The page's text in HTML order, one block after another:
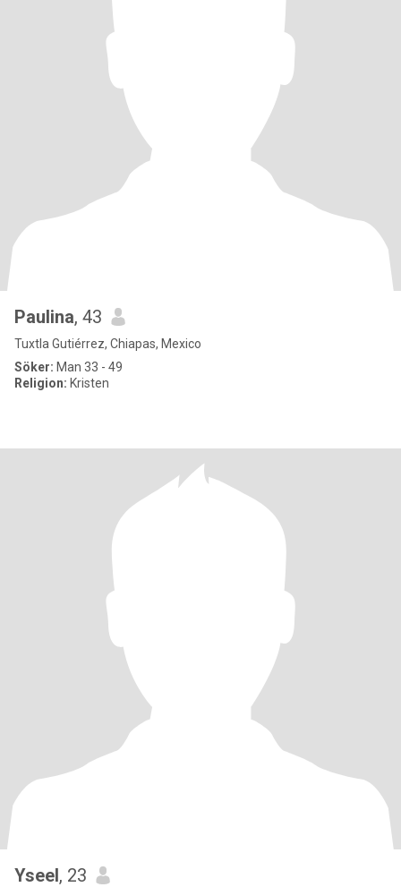
Paulina, 43
Tuxtla Gutiérrez, Chiapas, Mexico
Söker: Man 33 - 49
Religion: Kristen
Yseel, 23